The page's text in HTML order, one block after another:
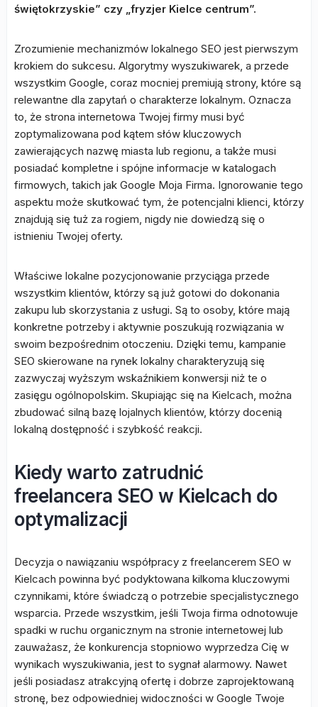
świętokrzyskie” czy „fryzjer Kielce centrum”.
Zrozumienie mechanizmów lokalnego SEO jest pierwszym
krokiem do sukcesu. Algorytmy wyszukiwarek, a przede
wszystkim Google, coraz mocniej premiują strony, które są
relewantne dla zapytań o charakterze lokalnym. Oznacza
to, że strona internetowa Twojej firmy musi być
zoptymalizowana pod kątem słów kluczowych
zawierających nazwę miasta lub regionu, a także musi
posiadać kompletne i spójne informacje w katalogach
firmowych, takich jak Google Moja Firma. Ignorowanie tego
aspektu może skutkować tym, że potencjalni klienci, którzy
znajdują się tuż za rogiem, nigdy nie dowiedzą się o
istnieniu Twojej oferty.
Właściwe lokalne pozycjonowanie przyciąga przede
wszystkim klientów, którzy są już gotowi do dokonania
zakupu lub skorzystania z usługi. Są to osoby, które mają
konkretne potrzeby i aktywnie poszukują rozwiązania w
swoim bezpośrednim otoczeniu. Dzięki temu, kampanie
SEO skierowane na rynek lokalny charakteryzują się
zazwyczaj wyższym wskaźnikiem konwersji niż te o
zasięgu ogólnopolskim. Skupiając się na Kielcach, można
zbudować silną bazę lojalnych klientów, którzy docenią
lokalną dostępność i szybkość reakcji.
Kiedy warto zatrudnić
freelancera SEO w Kielcach do
optymalizacji
Decyzja o nawiązaniu współpracy z freelancerem SEO w
Kielcach powinna być podyktowana kilkoma kluczowymi
czynnikami, które świadczą o potrzebie specjalistycznego
wsparcia. Przede wszystkim, jeśli Twoja firma odnotowuje
spadki w ruchu organicznym na stronie internetowej lub
zauważasz, że konkurencja stopniowo wyprzedza Cię w
wynikach wyszukiwania, jest to sygnał alarmowy. Nawet
jeśli posiadasz atrakcyjną ofertę i dobrze zaprojektowaną
stronę, bez odpowiedniej widoczności w Google Twoje